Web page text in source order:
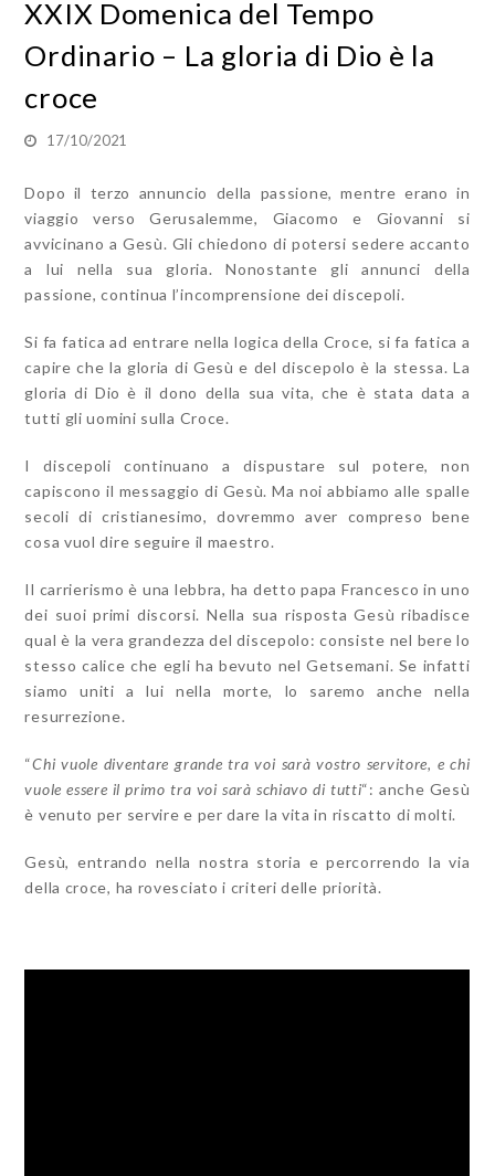
XXIX Domenica del Tempo
Ordinario – La gloria di Dio è la
croce
17/10/2021
Dopo il terzo annuncio della passione, mentre erano in
viaggio verso Gerusalemme, Giacomo e Giovanni si
avvicinano a Gesù. Gli chiedono di potersi sedere accanto
a lui nella sua gloria. Nonostante gli annunci della
passione, continua l’incomprensione dei discepoli.
Si fa fatica ad entrare nella logica della Croce, si fa fatica a
capire che la gloria di Gesù e del discepolo è la stessa. La
gloria di Dio è il dono della sua vita, che è stata data a
tutti gli uomini sulla Croce.
I discepoli continuano a dispustare sul potere, non
capiscono il messaggio di Gesù. Ma noi abbiamo alle spalle
secoli di cristianesimo, dovremmo aver compreso bene
cosa vuol dire seguire il maestro.
Il carrierismo è una lebbra, ha detto papa Francesco in uno
dei suoi primi discorsi. Nella sua risposta Gesù ribadisce
qual è la vera grandezza del discepolo: consiste nel bere lo
stesso calice che egli ha bevuto nel Getsemani. Se infatti
siamo uniti a lui nella morte, lo saremo anche nella
resurrezione.
“Chi vuole diventare grande tra voi sarà vostro servitore, e chi
vuole essere il primo tra voi sarà schiavo di tutti“: anche Gesù
è venuto per servire e per dare la vita in riscatto di molti.
Gesù, entrando nella nostra storia e percorrendo la via
della croce, ha rovesciato i criteri delle priorità.